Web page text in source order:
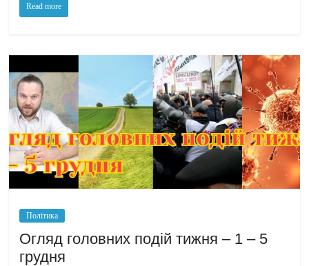
Read more
Політика
Огляд головних подій тижня – 1 – 5
грудня